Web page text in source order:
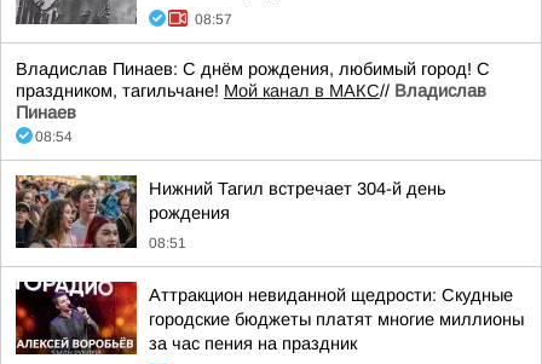
08:57
Владислав Пинаев: С днём рождения, любимый город! С
праздником, тагильчане! Мой канал в МАКС// Владислав
Пинаев
08:54
Нижний Тагил встречает 304-й день
рождения
08:51
Аттракцион невиданной щедрости: Скудные
городские бюджеты платят многие миллионы
за час пения на праздник